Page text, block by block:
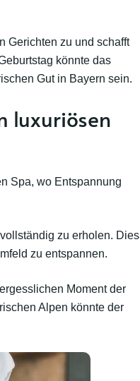
Gerichten zu und schafft
könnte das
Gut in Bayern sein.
luxuriösen
Spa, wo Entspannung
zu erholen. Dies
zu entspannen.
Moment der
Alpen könnte der